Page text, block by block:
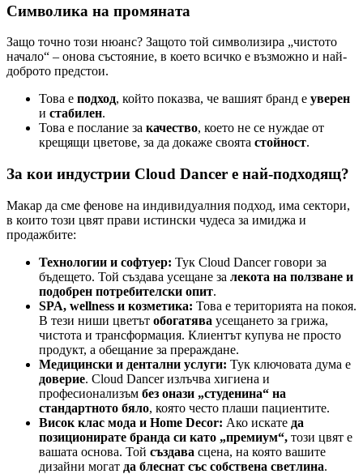
Символика на промяната
Защо точно този нюанс? Защото той символизира „чистото
начало“ – онова състояние, в което всичко е възможно и най-
доброто предстои.
Това е подход, който показва, че вашият бранд е уверен
и стабилен.
Това е послание за качество, което не се нуждае от
крещящи цветове, за да докаже своята стойност.
За кои индустрии Cloud Dancer е най-подходящ?
Макар да сме фенове на индивидуалния подход, има сектори,
в които този цвят прави истински чудеса за имиджа и
продажбите:
Технологии и софтуер: Тук Cloud Dancer говори за
бъдещето. Той създава усещане за лекота на ползване и
подобрен потребителски опит.
SPA, wellness и козметика: Това е територията на покоя.
В тези ниши цветът обогатява усещането за грижа,
чистота и трансформация. Клиентът купува не просто
продукт, а обещание за прераждане.
Медицински и дентални услуги: Тук ключовата дума е
доверие. Cloud Dancer излъчва хигиена и
професионализъм без онази „студенина“ на
стандартното бяло, която често плаши пациентите.
Висок клас мода и Home Decor: Ако искате да
позиционирате бранда си като „премиум“, този цвят е
вашата основа. Той създава сцена, на която вашите
дизайни могат да блеснат със собствена светлина.